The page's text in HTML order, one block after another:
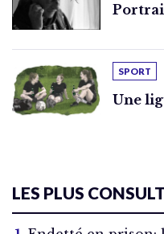
SPORT
Une
LES PLUS